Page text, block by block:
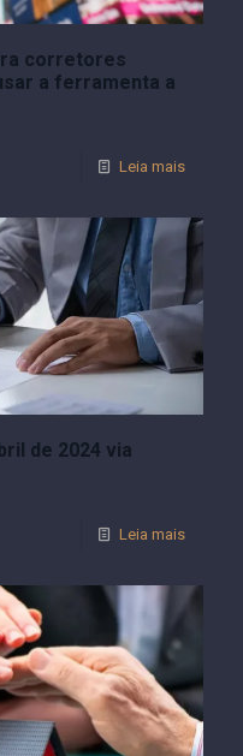
corretores
a ferramenta a
Leia mais
de 2024 via
Leia mais